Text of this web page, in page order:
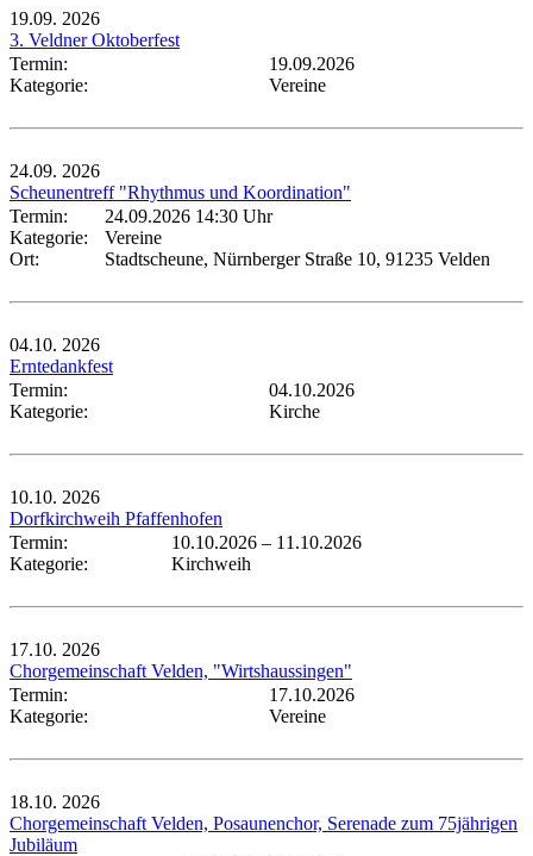
19.09. 2026
3. Veldner Oktoberfest
Termin:
19.09.2026
Kategorie:
Vereine
24.09. 2026
Scheunentreff "Rhythmus und Koordination"
Termin:
24.09.2026 14:30 Uhr
Kategorie:
Vereine
Ort:
Stadtscheune, Nürnberger Straße 10, 91235 Velden
04.10. 2026
Erntedankfest
Termin:
04.10.2026
Kategorie:
Kirche
10.10. 2026
Dorfkirchweih Pfaffenhofen
Termin:
10.10.2026 – 11.10.2026
Kategorie:
Kirchweih
17.10. 2026
Chorgemeinschaft Velden, "Wirtshaussingen"
Termin:
17.10.2026
Kategorie:
Vereine
18.10. 2026
Chorgemeinschaft Velden, Posaunenchor, Serenade zum 75jährigen
Jubiläum